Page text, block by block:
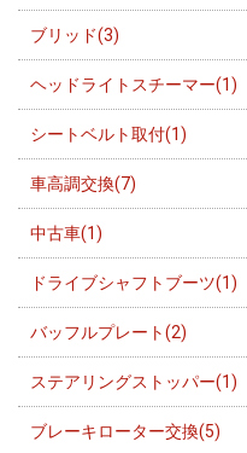
ブリッド(3)
ヘッドライトスチーマー(1)
シートベルト取付(1)
車高調交換(7)
中古車(1)
ドライブシャフトブーツ(1)
バッフルプレート(2)
ステアリングストッパー(1)
ブレーキローター交換(5)